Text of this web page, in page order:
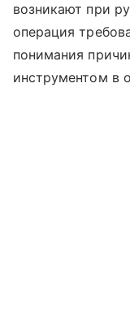
возникают при
операция
понимания
инструментом в